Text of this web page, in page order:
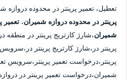
تعطیل، تعمیر پرینتر در محدوده دروازه
پرینتر در محدوده دروازه شمیران، تعمیر
شمیران،شارژ کارتریج پرینتر در منطقه
پرینتر در،شارژ کارتریج پرینتر
پرینتر،درخواست تعمیر پرینتر،سرویس
شمیران،درخواست تعمیر پرینتر در